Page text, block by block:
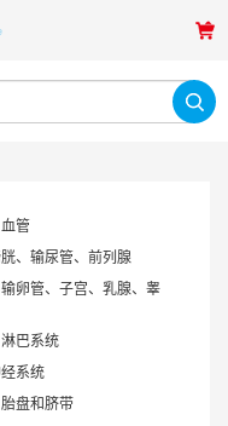
管
、输尿管、前列腺
卵管、子宫、乳腺、睾
巴系统
系统
盘和脐带